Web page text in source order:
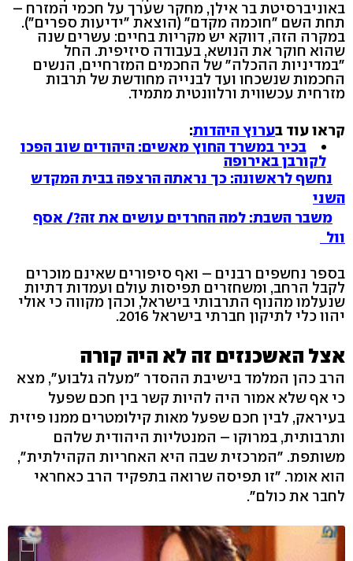
באוניברסיטת בר אילן, מחקר שערך על חכמי המזרח –
תחת השם "חוכמה מקדם" (הוצאת "ידיעות ספרים").
במקרה הזה, דווקא יש מקריות בחיים: עשרים שנה
שהוא חוקר את הנושא, בעבודה סיזיפית. החל
"במדיניות ההכלה" של החכמים המזרחיים, הנשים
החכמות שנשכחו ועד לבנייה מחודשת של תרבות
מזרחית עכשווית ורלוונטית מתמיד.
קראו עוד בערוץ היהדות:
בכיר במשרד החוץ מאשים: היהודים שוב הפכו
לקורבן באירופה
נחשף לראשונה: כך נראתה הרצפה בבית המקדש
השני
משבר השבת: למה החרדים עושים את זה?/ אסף
וול
בספר נחשפים רבנים – ואף סיפורים שאינם מוכרים
לקבל הרחב, ומשחזרים תפיסות עולם ועמדות דתיות
שנעלמו מהנוף התרבותי בישראל, וכהן מקווה כי אולי
יהוו כלי לתיקון חברתי בישראל 2016.
אצל האשכנזים זה לא היה קורה
הרב כהן המלמד בישיבת ההסדר "מעלה גלבוע", מצא
כי אף שלא אמור היה להיות קשר בין חכם שפעל
בעיראק, לבין חכם שפעל מאות קילומטרים ממנו פיזית
ותרבותית, במרוקו – המנטליות היהודית שלהם
משותפת. "המרכזית שבה היא האחריות הקהילתית",
הוא אומר. "זו תפיסה שרואה בתפקיד הרב כאחראי
לחבר את כולם".